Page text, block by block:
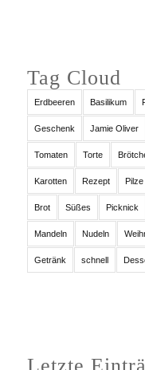
Tag Cloud
Erdbeeren Basilikum
Geschenk Jamie Oliver
Tomaten Torte
Karotten Rezept Pilze
Brot Süßes Picknick
Mandeln Nudeln
Getränk schnell
Letzte